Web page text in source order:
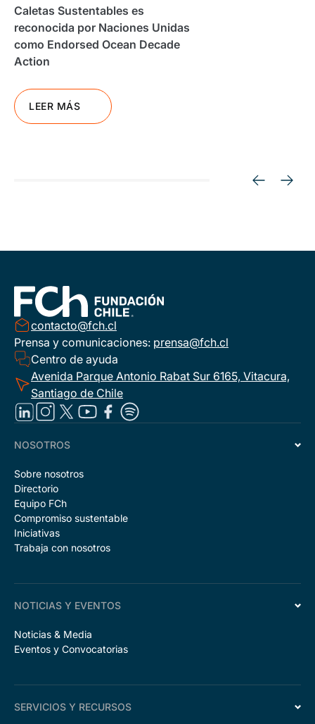
Caletas Sustentables es
reconocida por Naciones Unidas
como Endorsed Ocean Decade
Action
LEER MÁS
contacto@fch.cl
Prensa y comunicaciones: prensa@fch.cl
Centro de ayuda
Avenida Parque Antonio Rabat Sur 6165, Vitacura,
Santiago de Chile
NOSOTROS
Sobre nosotros
Directorio
Equipo FCh
Compromiso sustentable
Iniciativas
Trabaja con nosotros
NOTICIAS Y EVENTOS
Noticias & Media
Eventos y Convocatorias
SERVICIOS Y RECURSOS